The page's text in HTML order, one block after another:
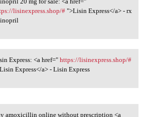
20 mg for sale: <a
lisinexpress.shop/#">Lisin Express</a> - rx
Express: <a href="
Express: <a href=" https://lisinexpress.shop/#
Express</a> - Lisin Express
amoxicillin online without prescription <a